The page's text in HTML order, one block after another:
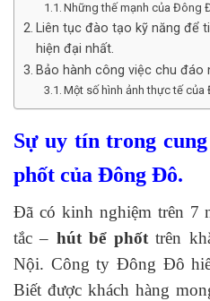
Những thế mạnh của Đông
Liên tục đào tạo kỹ năng để
hiện đại nhất.
Bảo hành công việc chu đáo
Một số hình ảnh thực tế
Sự uy tín trong
phốt của Đông Đô.
Đã có kinh nghiệm trên 7
tắc – hút bể phốttrên
Nội. Công ty Đông Đô
Biết được khách hàng